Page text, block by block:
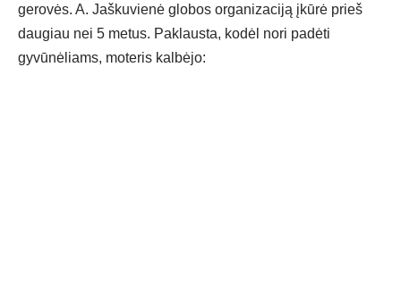
gerovės. A. Jaškuvienė globos organizaciją įkūrė prieš
daugiau nei 5 metus. Paklausta, kodėl nori padėti
gyvūnėliams, moteris kalbėjo: